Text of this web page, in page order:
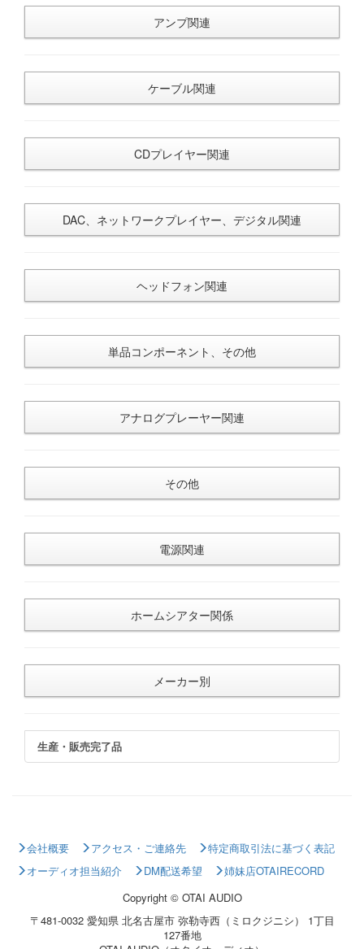
アンプ関連
ケーブル関連
CDプレイヤー関連
DAC、ネットワークプレイヤー、デジタル関連
ヘッドフォン関連
単品コンポーネント、その他
アナログプレーヤー関連
その他
電源関連
ホームシアター関係
メーカー別
生産・販売完了品
会社概要 アクセス・ご連絡先
特定商取引法に基づく表記
オーディオ担当紹介
DM配送希望
姉妹店OTAIRECORD
Copyright © OTAI AUDIO
〒481-0032 愛知県 北名古屋市 弥勒寺西（ミロクジニシ） 1丁目
127番地